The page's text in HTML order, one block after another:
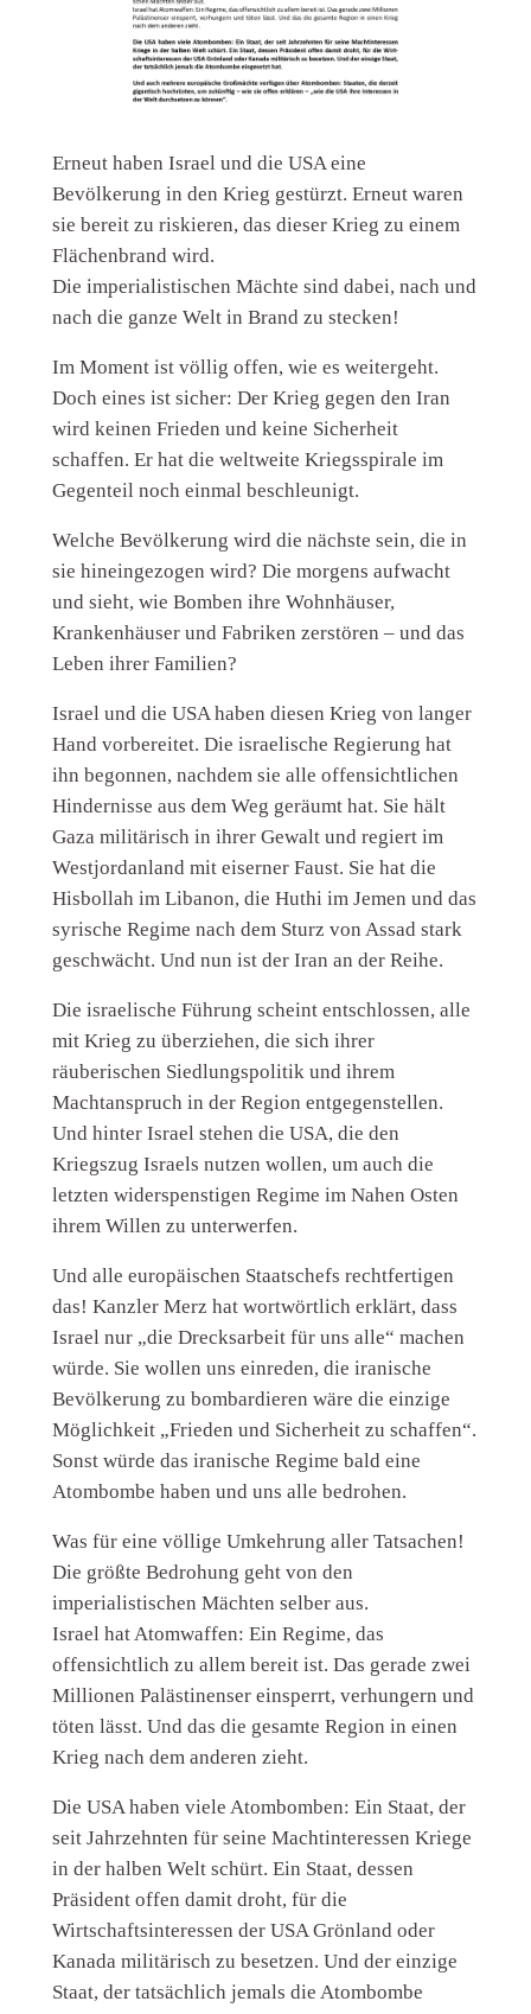
Erneut haben Israel und die USA eine
Bevölkerung in den Krieg gestürzt. Erneut waren
sie bereit zu riskieren, das dieser Krieg zu einem
Flächenbrand wird.
Die imperialistischen Mächte sind dabei, nach und
nach die ganze Welt in Brand zu stecken!
Im Moment ist völlig offen, wie es weitergeht.
Doch eines ist sicher: Der Krieg gegen den Iran
wird keinen Frieden und keine Sicherheit
schaffen. Er hat die weltweite Kriegsspirale im
Gegenteil noch einmal beschleunigt.
Welche Bevölkerung wird die nächste sein, die in
sie hineingezogen wird? Die morgens aufwacht
und sieht, wie Bomben ihre Wohnhäuser,
Krankenhäuser und Fabriken zerstören – und das
Leben ihrer Familien?
Israel und die USA haben diesen Krieg von langer
Hand vorbereitet. Die israelische Regierung hat
ihn begonnen, nachdem sie alle offensichtlichen
Hindernisse aus dem Weg geräumt hat. Sie hält
Gaza militärisch in ihrer Gewalt und regiert im
Westjordanland mit eiserner Faust. Sie hat die
Hisbollah im Libanon, die Huthi im Jemen und das
syrische Regime nach dem Sturz von Assad stark
geschwächt. Und nun ist der Iran an der Reihe.
Die israelische Führung scheint entschlossen, alle
mit Krieg zu überziehen, die sich ihrer
räuberischen Siedlungspolitik und ihrem
Machtanspruch in der Region entgegenstellen.
Und hinter Israel stehen die USA, die den
Kriegszug Israels nutzen wollen, um auch die
letzten widerspenstigen Regime im Nahen Osten
ihrem Willen zu unterwerfen.
Und alle europäischen Staatschefs rechtfertigen
das! Kanzler Merz hat wortwörtlich erklärt, dass
Israel nur „die Drecksarbeit für uns alle“ machen
würde. Sie wollen uns einreden, die iranische
Bevölkerung zu bombardieren wäre die einzige
Möglichkeit „Frieden und Sicherheit zu schaffen“.
Sonst würde das iranische Regime bald eine
Atombombe haben und uns alle bedrohen.
Was für eine völlige Umkehrung aller Tatsachen!
Die größte Bedrohung geht von den
imperialistischen Mächten selber aus.
Israel hat Atomwaffen: Ein Regime, das
offensichtlich zu allem bereit ist. Das gerade zwei
Millionen Palästinenser einsperrt, verhungern und
töten lässt. Und das die gesamte Region in einen
Krieg nach dem anderen zieht.
Die USA haben viele Atombomben: Ein Staat, der
seit Jahrzehnten für seine Machtinteressen Kriege
in der halben Welt schürt. Ein Staat, dessen
Präsident offen damit droht, für die
Wirtschaftsinteressen der USA Grönland oder
Kanada militärisch zu besetzen. Und der einzige
Staat, der tatsächlich jemals die Atombombe